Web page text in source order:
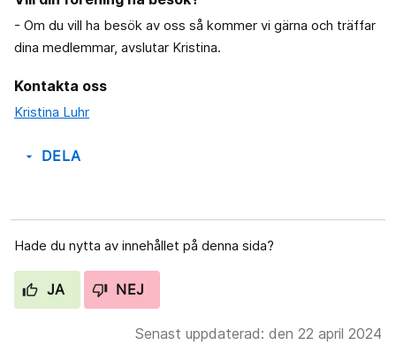
- Om du vill ha besök av oss så kommer vi gärna och träffar
dina medlemmar, avslutar Kristina.
Kontakta oss
Kristina Luhr
arrow_drop_down DELA
Hade du nytta av innehållet på denna sida?
JA NEJ
Senast uppdaterad: den 22 april 2024